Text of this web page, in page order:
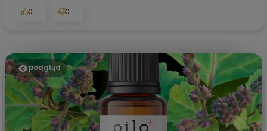
0
0
podgląd